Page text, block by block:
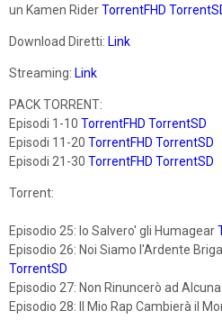
un Kamen RiderTorrentFHD
Download Diretti: Link
Streaming: Link
PACK TORRENT:
Episodi 1-10 TorrentFHD TorrentSD
Episodi 11-20 TorrentFHD TorrentSD
Episodi 21-30 TorrentFHD TorrentSD
Torrent:
Episodio 25: Io Salvero' gli Humagear
Episodio 26: Noi Siamo l'Ardente
TorrentSD
Episodio 27: Non Rinuncerò ad
Episodio 28: Il Mio Rap Cambierà il